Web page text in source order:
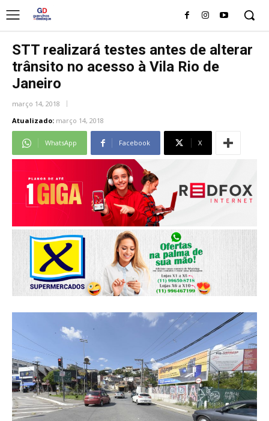
STT realizará testes antes de alterar
trânsito no acesso à Vila Rio de
Janeiro
março 14, 2018
Atualizado: março 14, 2018
WhatsApp Facebook X